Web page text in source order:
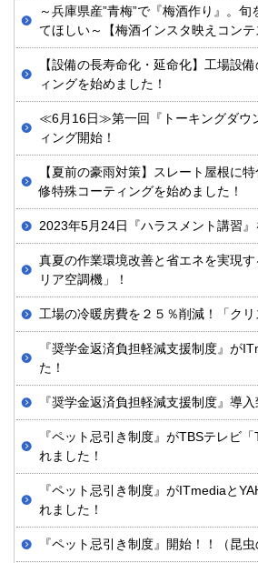
～兵庫県産”青梅”で『梅酒作り』。
てほしい～【梅酒インスタ映えコンテ
【設備の長寿命化・延命化】工場設
ィングを始めました！
≪6月16日≫第一回『トーキングダウ
ィング開始！
【夏前の豪雨対策】スレート屋根に
修特殊コーティングを始めました！
2023年5月24日『ハラスメント講習』
真夏の作業環境改善と省エネを実現
リア空調機」！
工場の冷暖房費を２５％削減！「クリ
『奨学金返済負担軽減支援制度』が
た！
『奨学金返済負担軽減支援制度』導
『ペット忌引き制度』がTBSテレビ
れました！
『ペット忌引き制度』がITmediaと
れました！
『ペット忌引き制度』開始！！（昆虫